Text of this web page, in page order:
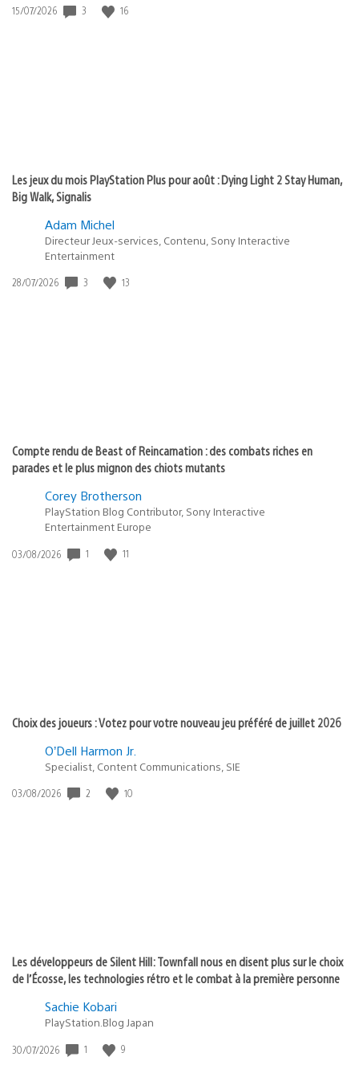
Date
15/07/2026 3 16
Les jeux du mois PlayStation Plus pour août : Dying Light 2 Stay Human,
Big Walk, Signalis
Adam Michel
Directeur Jeux-services, Contenu, Sony Interactive
Entertainment
Date
28/07/2026 3 13
Compte rendu de Beast of Reincarnation : des combats riches en
parades et le plus mignon des chiots mutants
Corey Brotherson
PlayStation Blog Contributor, Sony Interactive
Entertainment Europe
Date
03/08/2026 1 11
Choix des joueurs : Votez pour votre nouveau jeu préféré de juillet 2026
O’Dell Harmon Jr.
Specialist, Content Communications, SIE
Date
03/08/2026 2 10
Les développeurs de Silent Hill: Townfall nous en disent plus sur le choix
de l’Écosse, les technologies rétro et le combat à la première personne
Sachie Kobari
PlayStation.Blog Japan
Date
30/07/2026 1 9